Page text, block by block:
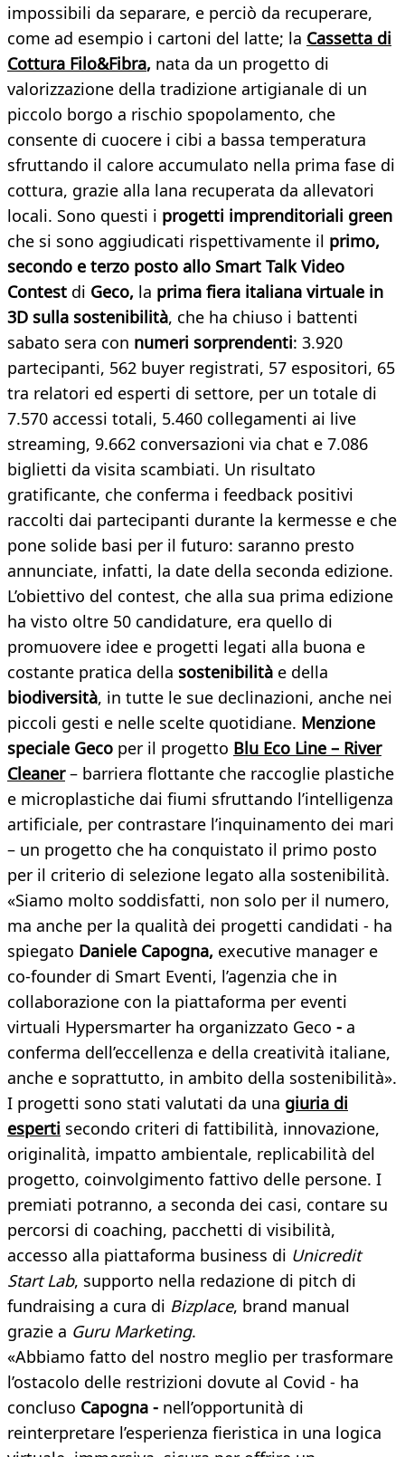
impossibili da separare, e perciò da recuperare,
come ad esempio i cartoni del latte; la Cassetta di
Cottura Filo&Fibra, nata da un progetto di
valorizzazione della tradizione artigianale di un
piccolo borgo a rischio spopolamento, che
consente di cuocere i cibi a bassa temperatura
sfruttando il calore accumulato nella prima fase di
cottura, grazie alla lana recuperata da allevatori
locali. Sono questi i progetti imprenditoriali green
che si sono aggiudicati rispettivamente il primo,
secondo e terzo posto allo Smart Talk Video
Contest di Geco, la prima fiera italiana virtuale in
3D sulla sostenibilità, che ha chiuso i battenti
sabato sera con numeri sorprendenti: 3.920
partecipanti, 562 buyer registrati, 57 espositori, 65
tra relatori ed esperti di settore, per un totale di
7.570 accessi totali, 5.460 collegamenti ai live
streaming, 9.662 conversazioni via chat e 7.086
biglietti da visita scambiati. Un risultato
gratificante, che conferma i feedback positivi
raccolti dai partecipanti durante la kermesse e che
pone solide basi per il futuro: saranno presto
annunciate, infatti, la date della seconda edizione.
L’obiettivo del contest, che alla sua prima edizione
ha visto oltre 50 candidature, era quello di
promuovere idee e progetti legati alla buona e
costante pratica della sostenibilità e della
biodiversità, in tutte le sue declinazioni, anche nei
piccoli gesti e nelle scelte quotidiane. Menzione
speciale Geco per il progetto Blu Eco Line – River
Cleaner– barriera flottante che raccoglie plastiche
e microplastiche dai fiumi sfruttando l’intelligenza
artificiale, per contrastare l’inquinamento dei mari
– un progetto che ha conquistato il primo posto
per il criterio di selezione legato alla sostenibilità.
«Siamo molto soddisfatti, non solo per il numero,
ma anche per la qualità dei progetti candidati - ha
spiegato Daniele Capogna, executive manager e
co-founder di Smart Eventi, l’agenzia che in
collaborazione con la piattaforma per eventi
virtuali Hypersmarter ha organizzato Geco - a
conferma dell’eccellenza e della creatività italiane,
anche e soprattutto, in ambito della sostenibilità».
I progetti sono stati valutati da una giuria di
esperti secondo criteri di fattibilità, innovazione,
originalità, impatto ambientale, replicabilità del
progetto, coinvolgimento fattivo delle persone. I
premiati potranno, a seconda dei casi, contare su
percorsi di coaching, pacchetti di visibilità,
accesso alla piattaforma business di Unicredit
Start Lab, supporto nella redazione di pitch di
fundraising a cura di Bizplace, brand manual
grazie a Guru Marketing.
«Abbiamo fatto del nostro meglio per trasformare
l’ostacolo delle restrizioni dovute al Covid - ha
concluso Capogna - nell’opportunità di
reinterpretare l’esperienza fieristica in una logica